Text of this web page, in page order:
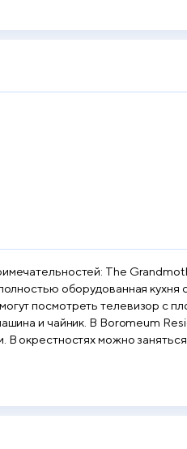
The
посмотреть телевизор с
предлагается